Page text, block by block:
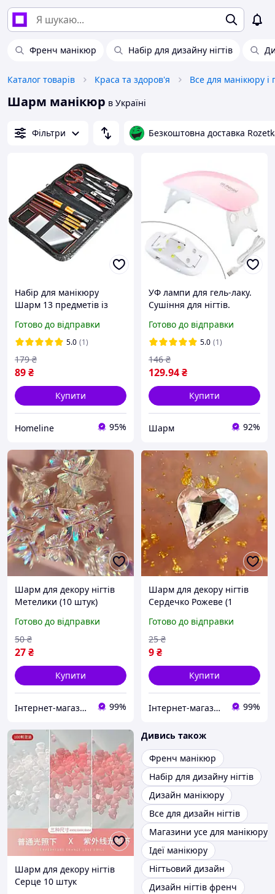
Френч манікюр Набір для дизайну нігтів
Каталог товарів Краса та здоров'я Все для манікюру і
Шарм манікюр в Україні
Фільтри Безкоштовна доставка
Набір для манікюру
Шарм 13 предметів із
Готово до відправки
5.0 (1)
89₴
179 ₴
Купити
Homeline 95%
УФ лампи для гель-лаку.
Сушіння для нігтів.
лампа для манікюру
ШАРМ
Готово до відправки
5.0 (1)
129.94₴
146 ₴
Купити
Шарм 92%
Шарм для декору нігтів
Метелики (10 штук)
Готово до відправки
27₴
50 ₴
Купити
Інтернет-магазин Star Beauty 99%
Шарм для декору нігтів
Сердечко Рожеве (1
Готово до відправки
9₴
25 ₴
Купити
Інтернет-магазин Star Beauty 99%
Шарм для декору нігтів
Серце 10 штук
Дивись також
Френч манікюр
Набір для дизайну нігтів
Дизайн манікюру
Все для дизайн нігтів
Магазини усе для манікюру
Ідеї манікюру
Нігтьовий дизайн
Дизайн нігтів френч